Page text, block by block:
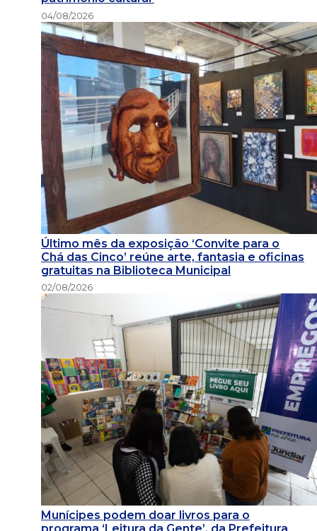
04/08/2026
Último mês da exposição ‘Convite para o
Chá das Cinco’ reúne arte, fantasia e oficinas
gratuitas na Biblioteca Municipal
02/08/2026
Munícipes podem doar livros para o